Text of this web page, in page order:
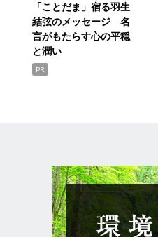
「ことだま」宿る羽生
結弦のメッセージ 名
言がもたらす心の平穏
と潤い
PR